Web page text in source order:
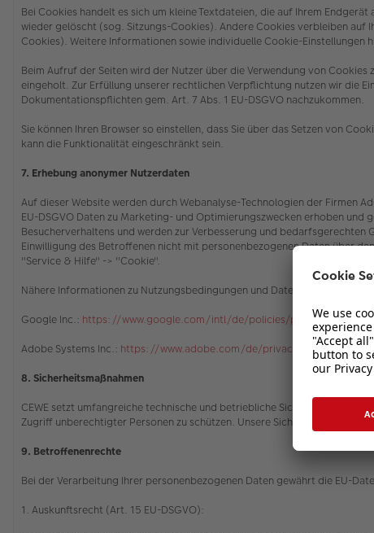
Bei Cookies handelt es sich um kleine Textdateien, die auf Ihrem
wieder gelöscht (sog. Sitzungs-Cookies). Andere Cookies verbleiben auf
Cookies). Weitere Informationen sowie individuelle Cookie-Einstellungen
Beim Aufruf der Seiten wird der Nutzer über die Verwendung von
eingeholt. Zur Erfüllung unserer rechtlichen Verpflichtung nutzen wir die
Dokumentationspflichten gem. Art. 7 Abs. 1 EU-DSGVO nachzukommen.
Sie können Ihren Browser so einstellen, dass Sie über das Setzen von
kann die Funktionalität eingeschränkt sein.
7. Erhebung anonymer Nutzerdaten
Auf dieser Website werden durch Webanalyse-Technologien der Firmen
EU-DSGVO Daten zu Marketing- und Optimierungszwecken erhoben
Besucherverhaltens und werden zur Verbesserung und
Einwilligung des Betroffenen nicht mit personenbezogenen Daten über
"Service & Hilfe" -> "Cookie".
Nähere Informationen zu Nutzungsbedingungen und Datenschutz finden
Google Inc.: https://www.google.com/intl/de/policies/privacy/
Adobe Systems Inc.: https://www.adobe.com/de/privacy/policy.html
8. Sicherheitsmaßnahmen
CEWE setzt umfangreiche technische und betriebliche
Zugriff unberechtigter Personen zu schützen. Unsere
9. Betroffenenrechte
Bei der Verarbeitung Ihrer personenbezogenen Daten gewährt die EU-
1. Auskunftsrecht (Art. 15 EU-DSGVO):